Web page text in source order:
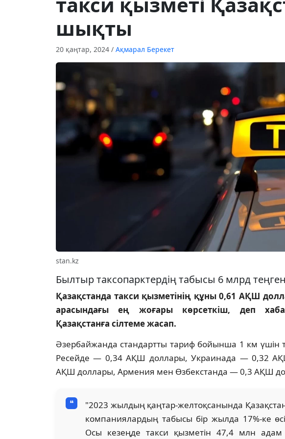
шықты
20 қаңтар, 2024 / Ақмарал Берекет
stan.kz
Былтыр таксопарктердің табысы 6 млрд
Қазақстанда такси қызметінің құны 0,61 АҚШ
арасындағы ең жоғары көрсеткіш, деп
Қазақстанға сілтеме жасап.
Әзербайжанда стандартты тариф бойынша 1 км
Ресейде — 0,34 АҚШ доллары, Украинада — 0,32
АҚШ доллары, Армения мен Өзбекстанда — 0,3 АҚШ
"2023 жылдың қаңтар-желтоқсанында
компаниялардың табысы бір жылда 17%-ке
Осы кезеңде такси қызметін 47,4 млн